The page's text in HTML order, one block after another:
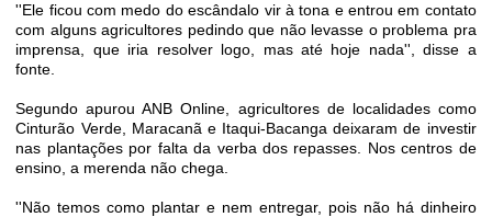
''Ele ficou com medo do escândalo vir à tona e entrou em contato
com alguns agricultores pedindo que não levasse o problema pra
imprensa, que iria resolver logo, mas até hoje nada'', disse a
fonte.
Segundo apurou ANB Online, agricultores de localidades como
Cinturão Verde, Maracanã e Itaqui-Bacanga deixaram de investir
nas plantações por falta da verba dos repasses. Nos centros de
ensino, a merenda não chega.
''Não temos como plantar e nem entregar, pois não há dinheiro